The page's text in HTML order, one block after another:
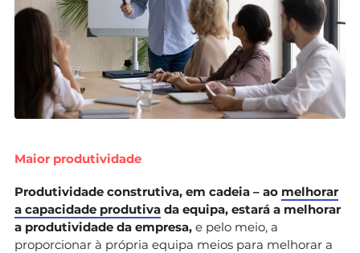
Maior produtividade
Produtividade construtiva, em cadeia – ao melhorar
a capacidade produtiva da equipa, estará a melhorar
a produtividade da empresa, e pelo meio, a
proporcionar à própria equipa meios para melhorar a